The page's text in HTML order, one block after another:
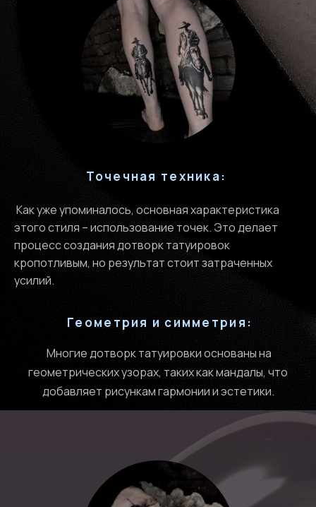
Точечная техника:
Как уже упоминалось, основная характеристика
этого стиля – использование точек. Это делает
процесс создания дотворк татуировок
кропотливым, но результат стоит затраченных
усилий.
Геометрия и симметрия:
Многие дотворк татуировки основаны на
геометрических узорах, таких как мандалы, что
добавляет рисункам гармонии и эстетики.